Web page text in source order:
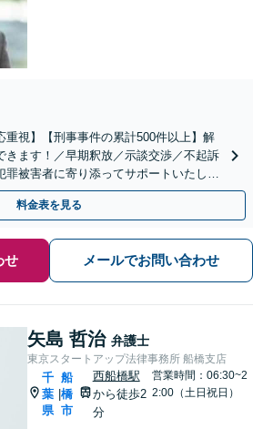
重視】【刑事事件の累計500件以上】解
きます！／早期釈放／示談交渉／不起訴
被害者に寄り添ってサポートいたしま
船橋駅3分】
料金表を見る
せ メールでお問い合わせ
矢島 哲治 弁護士
東京スタートアップ法律事務所 船橋支店
千
葉
県
|
船
橋
市
西船橋駅
から徒歩2
分
営業時間：06:30~2
2:00（土日祝日）